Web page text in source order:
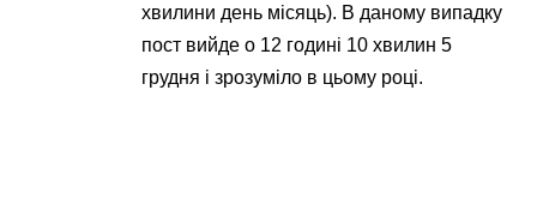
хвилини день місяць). В даному випадку
пост вийде о 12 годині 10 хвилин 5
грудня і зрозуміло в цьому році.